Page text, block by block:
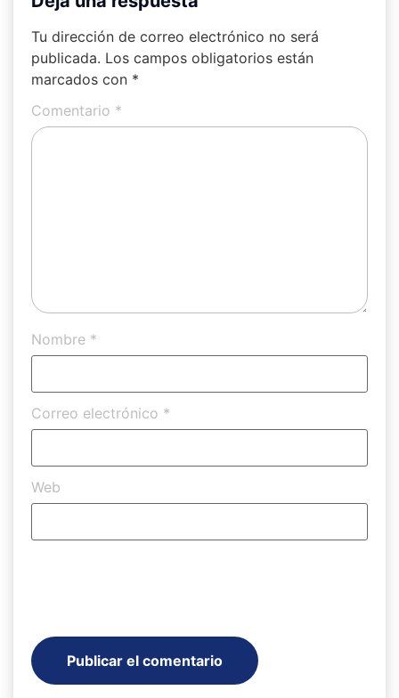
Tu dirección de correo electrónico no será
publicada. Los campos obligatorios están
marcados con *
Comentario *
Nombre *
Correo electrónico *
Web